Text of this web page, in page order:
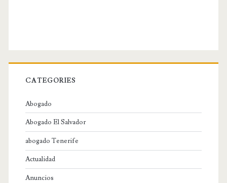
CATEGORIES
Abogado
Abogado El Salvador
abogado Tenerife
Actualidad
Anuncios